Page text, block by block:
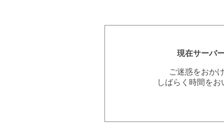
現在サーバ
ご迷惑をおか
しばらく時間を